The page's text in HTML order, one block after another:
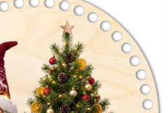
zboží a reklamace
Časté otázky
Obchodní podmínky
Hodnocení obchodu